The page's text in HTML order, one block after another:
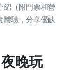
紹（附門票和營
體驗，分享優缺
晚玩